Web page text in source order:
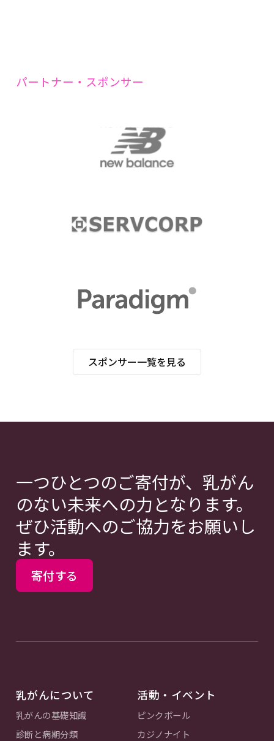
パートナー・スポンサー
スポンサー一覧を見る
一つひとつのご寄付が、乳がん
のない未来への力となります。
ぜひ活動へのご協力をお願いし
ます。
寄付する
乳がんについて
乳がんの基礎知識
診断と病期分類
活動・イベント
ピンクボール
カジノナイト